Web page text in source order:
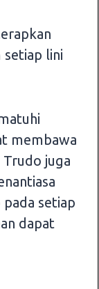
setiap lini
membawa
juga
setiap
dapat